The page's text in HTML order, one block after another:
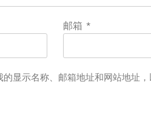
邮箱 *
显示名称、邮箱地址和网站地址，